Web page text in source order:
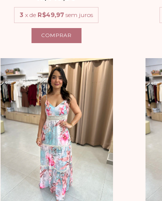
3 x de R$49,97 sem juros
COMPRAR